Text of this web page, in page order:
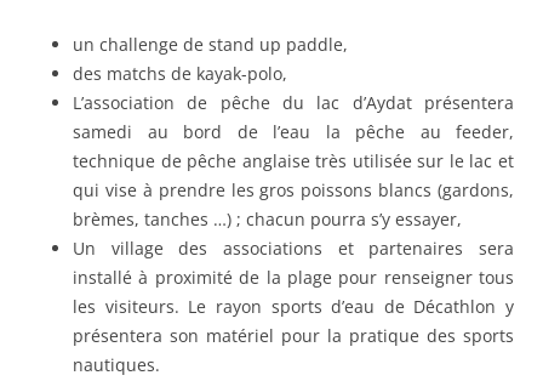
un challenge de stand up paddle,
des matchs de kayak-polo,
L’association de pêche du lac d’Aydat présentera
samedi au bord de l’eau la pêche au feeder,
technique de pêche anglaise très utilisée sur le lac et
qui vise à prendre les gros poissons blancs (gardons,
brèmes, tanches …) ; chacun pourra s’y essayer,
Un village des associations et partenaires sera
installé à proximité de la plage pour renseigner tous
les visiteurs. Le rayon sports d’eau de Décathlon y
présentera son matériel pour la pratique des sports
nautiques.